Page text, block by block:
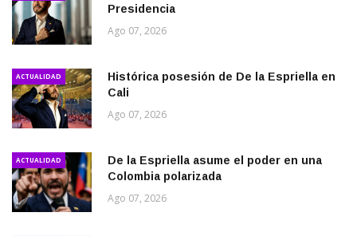
Presidencia
Ago 07, 2026
ACTUALIDAD
Histórica posesión de De la Espriella en
Cali
Ago 07, 2026
ACTUALIDAD
De la Espriella asume el poder en una
Colombia polarizada
Ago 07, 2026